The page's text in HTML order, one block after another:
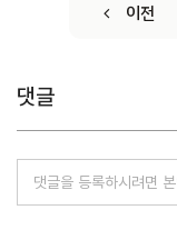
이전
댓글